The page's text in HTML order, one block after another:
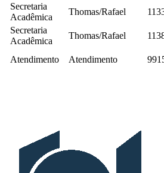
Secretaria
Acadêmica
Thomas/Rafael
Secretaria
Acadêmica
Thomas/Rafael
Atendimento Atendimento